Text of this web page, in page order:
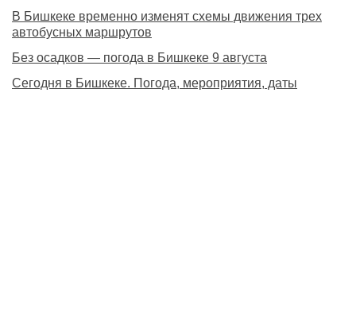
В Бишкеке временно изменят схемы движения трех
автобусных маршрутов
Без осадков — погода в Бишкеке 9 августа
Сегодня в Бишкеке. Погода, мероприятия, даты